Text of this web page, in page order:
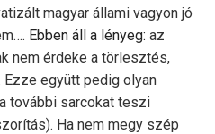
magyar állami vagyon jó
Ebben áll a lényeg: az
nem érdeke a törlesztés,
együtt pedig olyan
további sarcokat teszi
Ha nem megy szép